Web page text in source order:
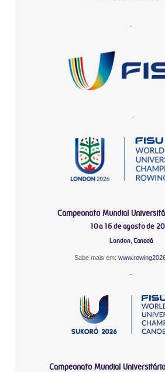
-
-
Campeonato Mundial
10 a 16 de agosto de
London, Canadá
Sabe mais em:
-
Campeonato Mundial